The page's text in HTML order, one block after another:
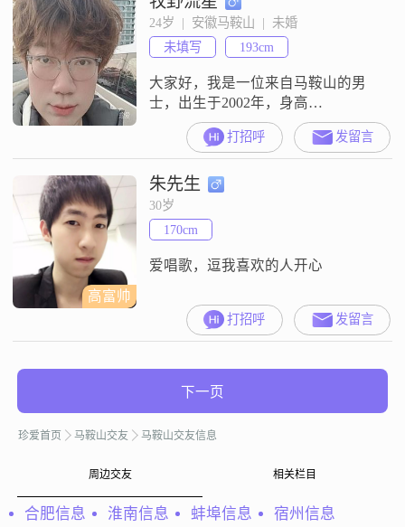
重要的一部分，我总是把家庭放在
首位。我追求简单而幸福的生活
中，喜欢通过瑜伽来塑形和放松心
情。我认为，理性冷静的态度能够
帮助我
24岁  |  安徽马鞍山  |  未婚
未填写
193cm
大家好，我是一位来自马鞍山的男
士，出生于2002年，身高
193cm##3002##我在工作中表现出
色，目前月收入在8001到12000元之
间##3002##虽然我的学历是大专，
但我一直在努力提升自己，不断学
习新的知识和技能##3002##我性格
稳重可靠，幽默风趣，总是能给人
带来轻松愉快的氛围##3002##我随
和易相处
打招呼 发留言
高富帅
朱先生
30岁
170cm
爱唱歌，逗我喜欢的人开心
打招呼 发留言
下一页
珍爱首页 马鞍山交友 马鞍山交友信息
周边交友 相关栏目
合肥信息 淮南信息 蚌埠信息 宿州信息